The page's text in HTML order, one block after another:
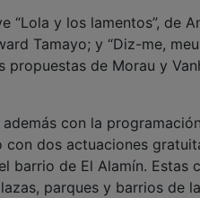
y los lamentos”, de
Tamayo; y “Diz-me,
propuestas de Morau y
con la
dos actuaciones
barrio de El Alamín.
parques y barrios de